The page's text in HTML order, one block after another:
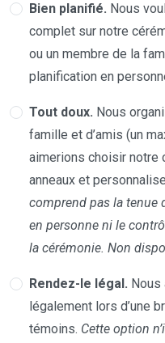
Bien planifié. Nous
complet sur notre
ou un membre de la
planification en
Tout doux. Nous
famille et d’amis (un
aimerions choisir notre
anneaux et
comprend pas la tenue
en personne ni le
la cérémonie. Non
Rendez-le légal. Nous
légalement lors d’une
témoins. Cette option